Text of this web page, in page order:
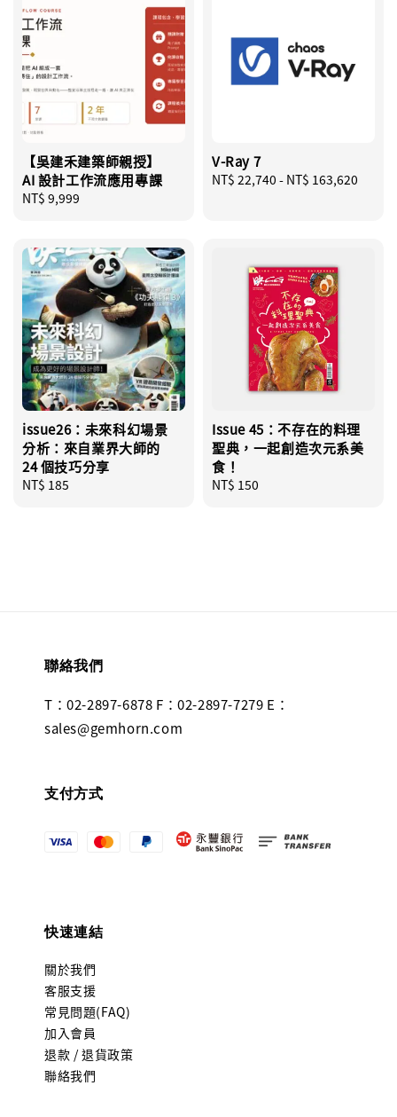
【吳建禾建築師親授】
AI 設計工作流應用專課
Regular
NT$ 9,999
V-Ray 7
Regular
NT$ 22,740 - NT$ 163,620
issue26：未來科幻場景
分析：來自業界大師的
24 個技巧分享
Regular
NT$ 185
Issue 45：不存在的料理
聖典，一起創造次元系美
食！
Regular
NT$ 150
聯絡我們
T：02-2897-6878 F：02-2897-7279 E：
sales@gemhorn.com
支付方式
快速連結
關於我們
客服支援
常見問題(FAQ)
加入會員
退款 / 退貨政策
聯絡我們